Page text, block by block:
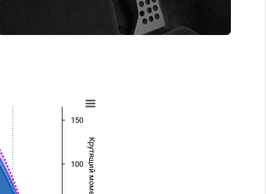
100
150